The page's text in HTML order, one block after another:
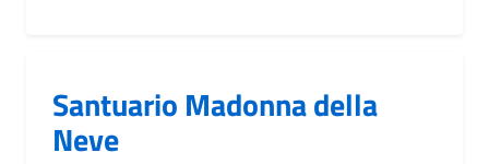
Santuario Madonna della
Neve